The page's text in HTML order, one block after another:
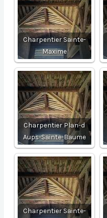
Charpentier Sainte-
Maxime
Charpentier Plan-d
Aups-Sainte-Baume
Charpentier Sainte-